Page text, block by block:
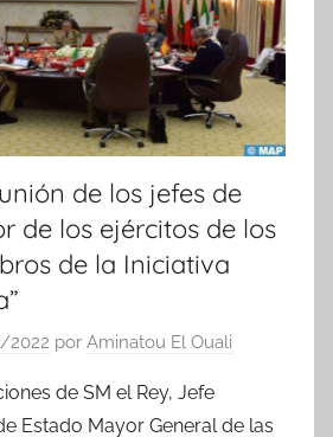
de los jefes de
de los ejércitos de los
de la Iniciativa
2022 por Aminatou El Ouali
de SM el Rey, Jefe
Estado Mayor General de las